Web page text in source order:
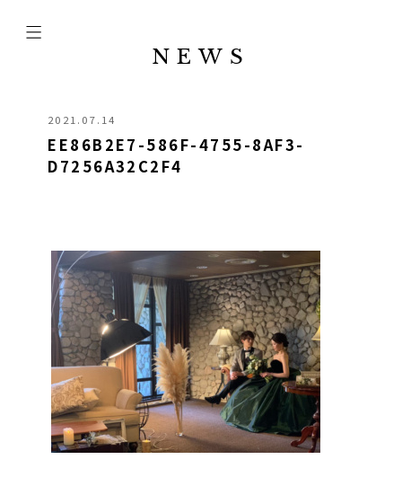
NEWS
2021.07.14
EE86B2E7-586F-4755-8AF3-
D7256A32C2F4